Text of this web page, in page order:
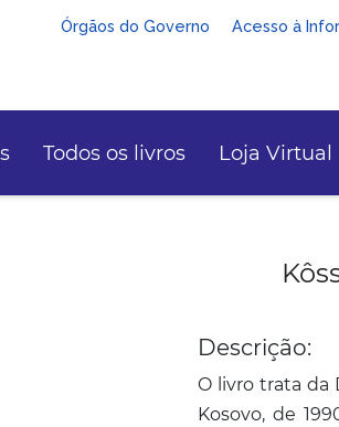
Órgãos do Governo Acesso à
Todos os livros Loja Virtual
Descrição:
O livro trata da
Kosovo, de